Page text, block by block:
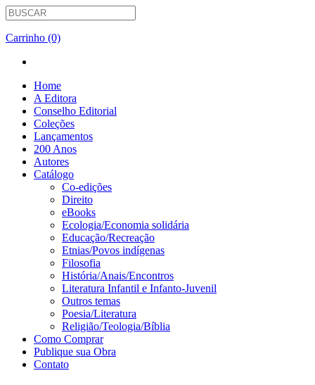
Carrinho (0)
Home
A Editora
Conselho Editorial
Coleções
Lançamentos
200 Anos
Autores
Catálogo
Co-edições
Direito
eBooks
Ecologia/Economia solidária
Educação/Recreação
Etnias/Povos indígenas
Filosofia
História/Anais/Encontros
Literatura Infantil e Infanto-Juvenil
Outros temas
Poesia/Literatura
Religião/Teologia/Bíblia
Como Comprar
Publique sua Obra
Contato